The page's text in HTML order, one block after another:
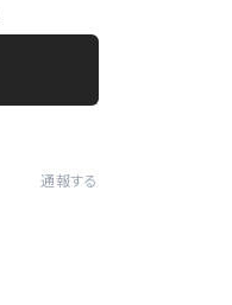
通報する